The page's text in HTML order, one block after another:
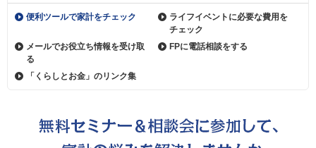
便利ツールで家計をチェック
ライフイベントに必要な費用を
チェック
メールでお役立ち情報を受け取
る
FPに電話相談をする
「くらしとお金」のリンク集